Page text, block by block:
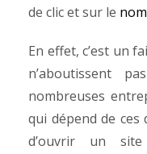
de clic et sur le
En effet, c’est un
n’aboutissent
nombreuses
qui dépend de ces
d’ouvrir un